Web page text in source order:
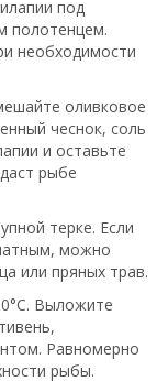
под
полотенцем.
необходимости
оливковое
чеснок, соль
и оставьте
рыбе
терке. Если
можно
или пряных трав.
Выложите
Равномерно
рыбы.